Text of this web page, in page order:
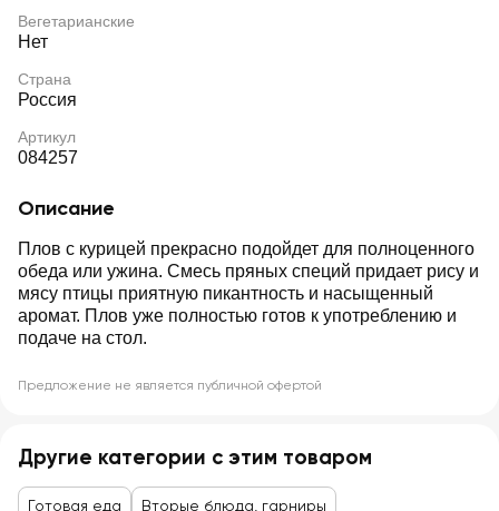
Вегетарианские
Нет
Страна
Россия
Артикул
084257
Описание
Плов с курицей прекрасно подойдет для полноценного
обеда или ужина. Смесь пряных специй придает рису и
мясу птицы приятную пикантность и насыщенный
аромат. Плов уже полностью готов к употреблению и
подаче на стол.
Предложение не является публичной офертой
Другие категории с этим товаром
Готовая еда Вторые блюда, гарниры